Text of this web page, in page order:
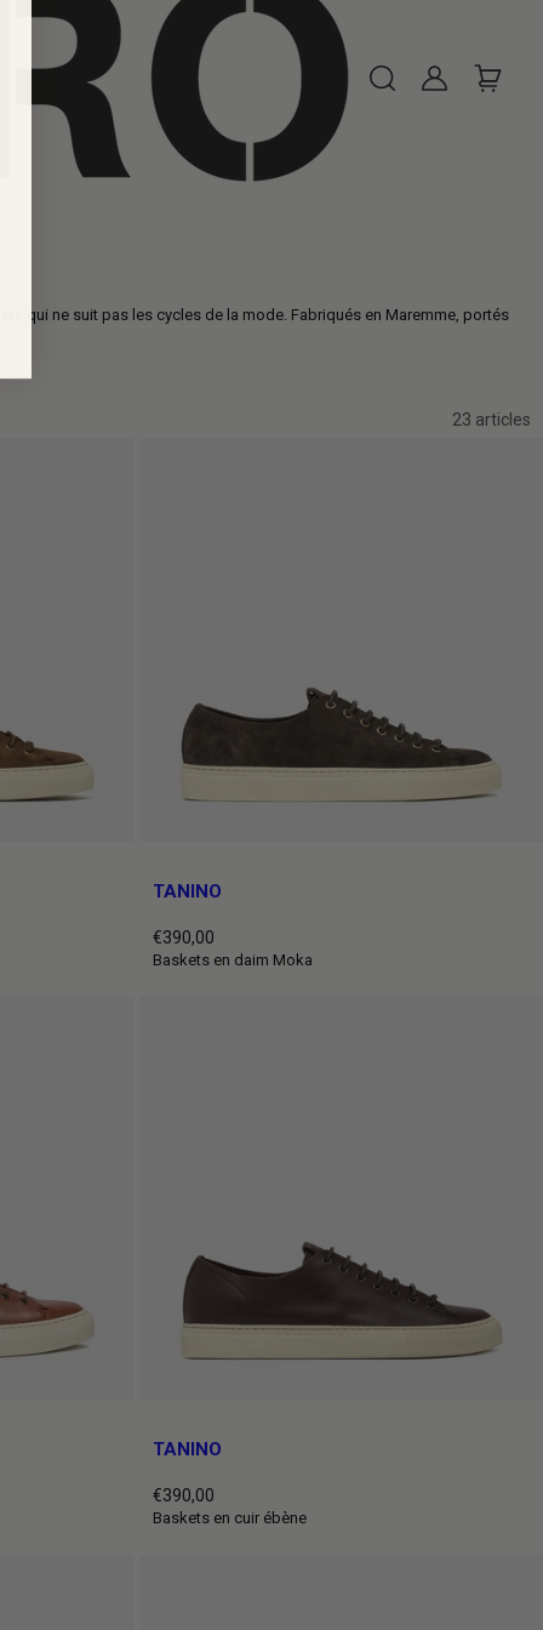
qui ne suit pas les cycles de la mode. Fabriqués en Maremme, portés
23 articles
TANINO
€390,00
Prix
Baskets en daim Moka
TANINO
€390,00
Prix
Baskets en cuir ébène